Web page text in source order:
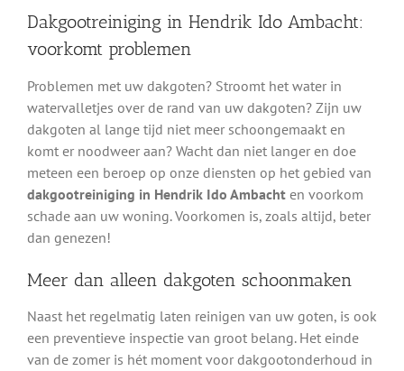
Dakgootreiniging in Hendrik Ido Ambacht:
voorkomt problemen
Problemen met uw dakgoten? Stroomt het water in
watervalletjes over de rand van uw dakgoten? Zijn uw
dakgoten al lange tijd niet meer schoongemaakt en
komt er noodweer aan? Wacht dan niet langer en doe
meteen een beroep op onze diensten op het gebied van
dakgootreiniging in Hendrik Ido Ambachten voorkom
schade aan uw woning. Voorkomen is, zoals altijd, beter
dan genezen!
Meer dan alleen dakgoten schoonmaken
Naast het regelmatig laten reinigen van uw goten, is ook
een preventieve inspectie van groot belang. Het einde
van de zomer is hét moment voor dakgootonderhoud in